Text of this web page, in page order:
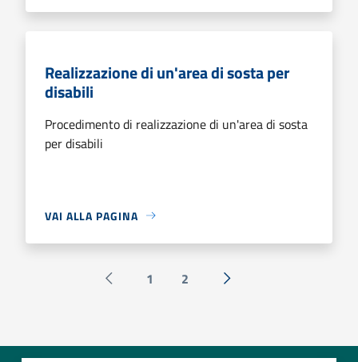
Realizzazione di un'area di sosta per
disabili
Procedimento di realizzazione di un'area di sosta
per disabili
VAI ALLA PAGINA
Pagina precedente
1 2 Successiva »